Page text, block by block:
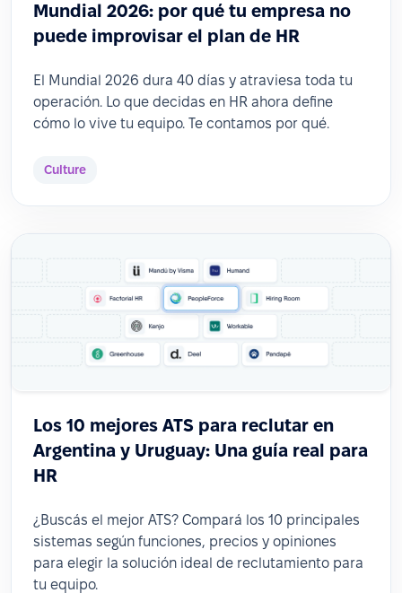
Mundial 2026: por qué tu empresa no
puede improvisar el plan de HR
El Mundial 2026 dura 40 días y atraviesa toda tu
operación. Lo que decidas en HR ahora define
cómo lo vive tu equipo. Te contamos por qué.
Culture
Los 10 mejores ATS para reclutar en
Argentina y Uruguay: Una guía real para
HR
¿Buscás el mejor ATS? Compará los 10 principales
sistemas según funciones, precios y opiniones
para elegir la solución ideal de reclutamiento para
tu equipo.